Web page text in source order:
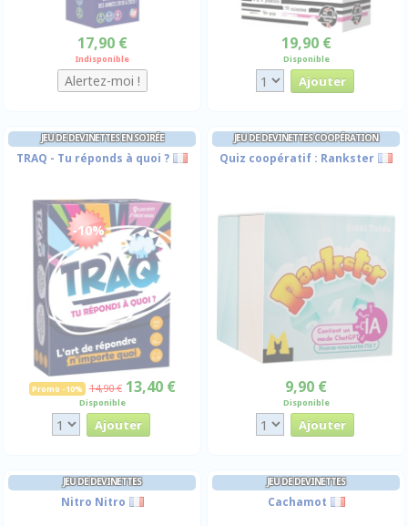
17,90 €
Indisponible
19,90 €
Disponible
JEU DE DEVINETTES EN SOIRÉE
TRAQ - Tu réponds à quoi ?
-10%
Promo -10% 14,90 € 13,40 €
Disponible
JEU DE DEVINETTES COOPÉRATION
Quiz coopératif : Rankster
9,90 €
Disponible
JEU DE DEVINETTES
Nitro Nitro
JEU DE DEVINETTES
Cachamot